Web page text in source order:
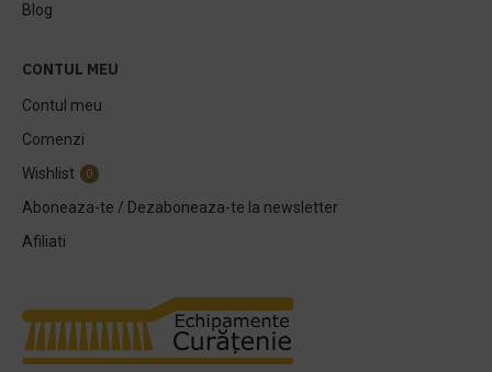
Blog
CONTUL MEU
Contul meu
Comenzi
Wishlist
0
Aboneaza-te / Dezaboneaza-te la newsletter
Afiliati